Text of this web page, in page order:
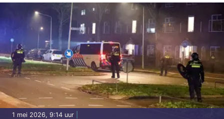
1 mei 2026, 9:14 uur